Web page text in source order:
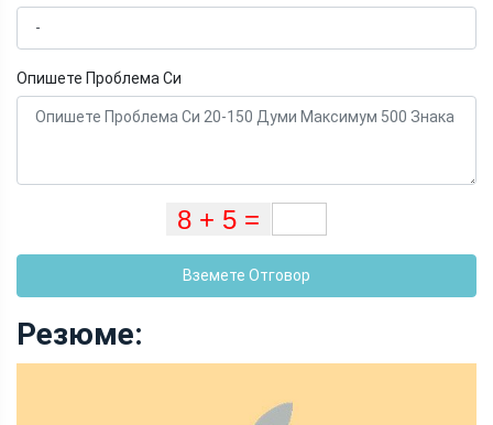
Опишете Проблема Си
Вземете Отговор
Резюме: